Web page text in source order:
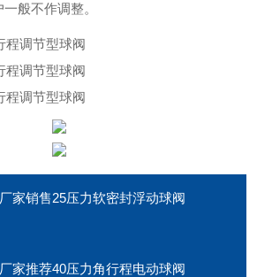
般不作调整。
家销售25压力软密封浮动球阀
家推荐40压力角行程电动球阀